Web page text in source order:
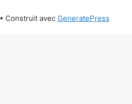
• Construit avec GeneratePress